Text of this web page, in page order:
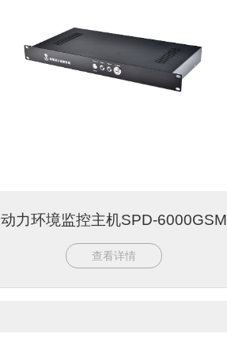
动力环境监控主机SPD-6000GSM
查看详情